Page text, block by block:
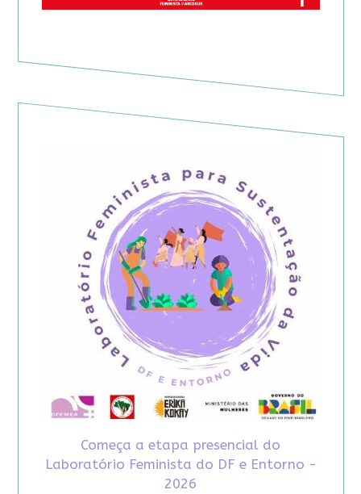
Começa a etapa presencial do
Laboratório Feminista do DF e Entorno -
2026